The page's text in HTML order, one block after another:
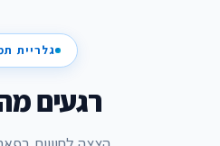
גלריית
רגעים